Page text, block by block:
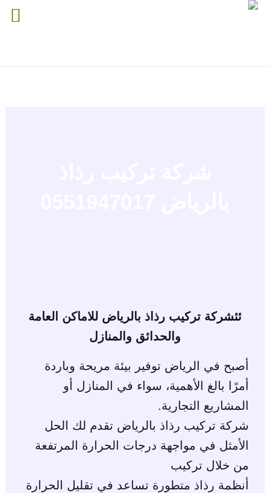
تخطي
ئئشركة تركيب رذاذ بالرياض للاماكن العامة
والحدائق والمنازل
أصبح في الرياض توفير بيئة مريحة وباردة
أمرًا بالغ الأهمية، سواء في المنازل أو
المشاريع التجارية.
شركة تركيب رذاذ بالرياض تقدم لك الحل
الأمثل في مواجهة درجات الحرارة المرتفعة
من خلال تركيب
أنظمة رذاذ متطورة تساعد في تقليل الحرارة